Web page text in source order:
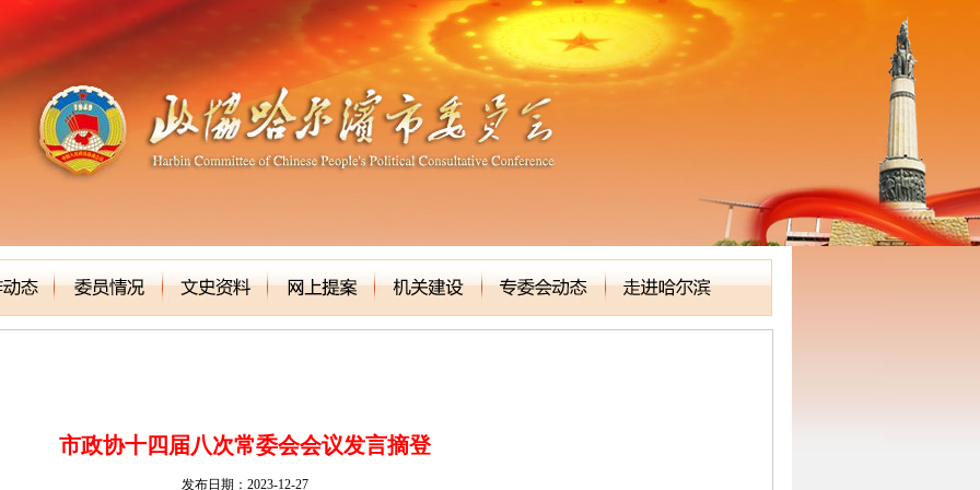
市政协十四届八次常委会会议发言摘登
发布日期：2023-12-27